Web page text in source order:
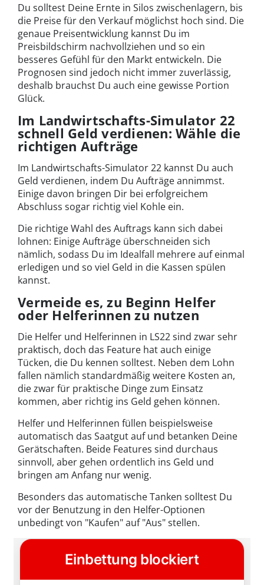
Du solltest Deine Ernte in Silos zwischenlagern, bis
die Preise für den Verkauf möglichst hoch sind. Die
genaue Preisentwicklung kannst Du im
Preisbildschirm nachvollziehen und so ein
besseres Gefühl für den Markt entwickeln. Die
Prognosen sind jedoch nicht immer zuverlässig,
deshalb brauchst Du auch eine gewisse Portion
Glück.
Im Landwirtschafts-Simulator 22
schnell Geld verdienen: Wähle die
richtigen Aufträge
Im Landwirtschafts-Simulator 22 kannst Du auch
Geld verdienen, indem Du Aufträge annimmst.
Einige davon bringen Dir bei erfolgreichem
Abschluss sogar richtig viel Kohle ein.
Die richtige Wahl des Auftrags kann sich dabei
lohnen: Einige Aufträge überschneiden sich
nämlich, sodass Du im Idealfall mehrere auf einmal
erledigen und so viel Geld in die Kassen spülen
kannst.
Vermeide es, zu Beginn Helfer
oder Helferinnen zu nutzen
Die Helfer und Helferinnen in LS22 sind zwar sehr
praktisch, doch das Feature hat auch einige
Tücken, die Du kennen solltest. Neben dem Lohn
fallen nämlich standardmäßig weitere Kosten an,
die zwar für praktische Dinge zum Einsatz
kommen, aber richtig ins Geld gehen können.
Helfer und Helferinnen füllen beispielsweise
automatisch das Saatgut auf und betanken Deine
Gerätschaften. Beide Features sind durchaus
sinnvoll, aber gehen ordentlich ins Geld und
bringen am Anfang nur wenig.
Besonders das automatische Tanken solltest Du
vor der Benutzung in den Helfer-Optionen
unbedingt von "Kaufen" auf "Aus" stellen.